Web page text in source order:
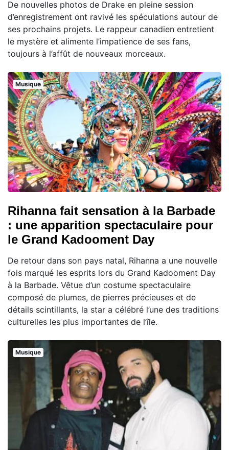
De nouvelles photos de Drake en pleine session
d’enregistrement ont ravivé les spéculations autour de
ses prochains projets. Le rappeur canadien entretient
le mystère et alimente l’impatience de ses fans,
toujours à l’affût de nouveaux morceaux.
Musique
Rihanna fait sensation à la Barbade
: une apparition spectaculaire pour
le Grand Kadooment Day
De retour dans son pays natal, Rihanna a une nouvelle
fois marqué les esprits lors du Grand Kadooment Day
à la Barbade. Vêtue d’un costume spectaculaire
composé de plumes, de pierres précieuses et de
détails scintillants, la star a célébré l’une des traditions
culturelles les plus importantes de l’île.
Musique